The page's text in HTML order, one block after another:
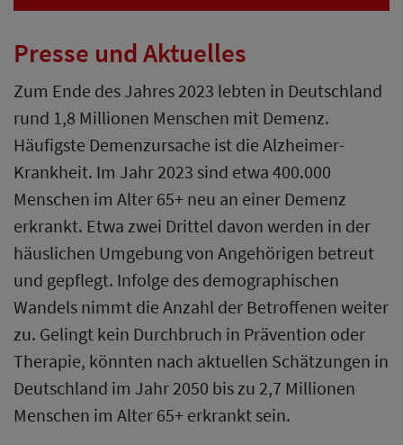
Presse und Aktuelles
Zum Ende des Jahres 2023 lebten in Deutschland
rund 1,8 Millionen Menschen mit Demenz.
Häufigste Demenzursache ist die Alzheimer-
Krankheit. Im Jahr 2023 sind etwa 400.000
Menschen im Alter 65+ neu an einer Demenz
erkrankt. Etwa zwei Drittel davon werden in der
häuslichen Umgebung von Angehörigen betreut
und gepflegt. Infolge des demographischen
Wandels nimmt die Anzahl der Betroffenen weiter
zu. Gelingt kein Durchbruch in Prävention oder
Therapie, könnten nach aktuellen Schätzungen in
Deutschland im Jahr 2050 bis zu 2,7 Millionen
Menschen im Alter 65+ erkrankt sein.